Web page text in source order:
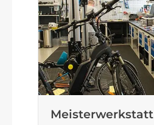
Meisterwerkstatt